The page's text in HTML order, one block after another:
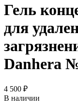
Гель
для
Danhera
4 500 ₽
В наличии